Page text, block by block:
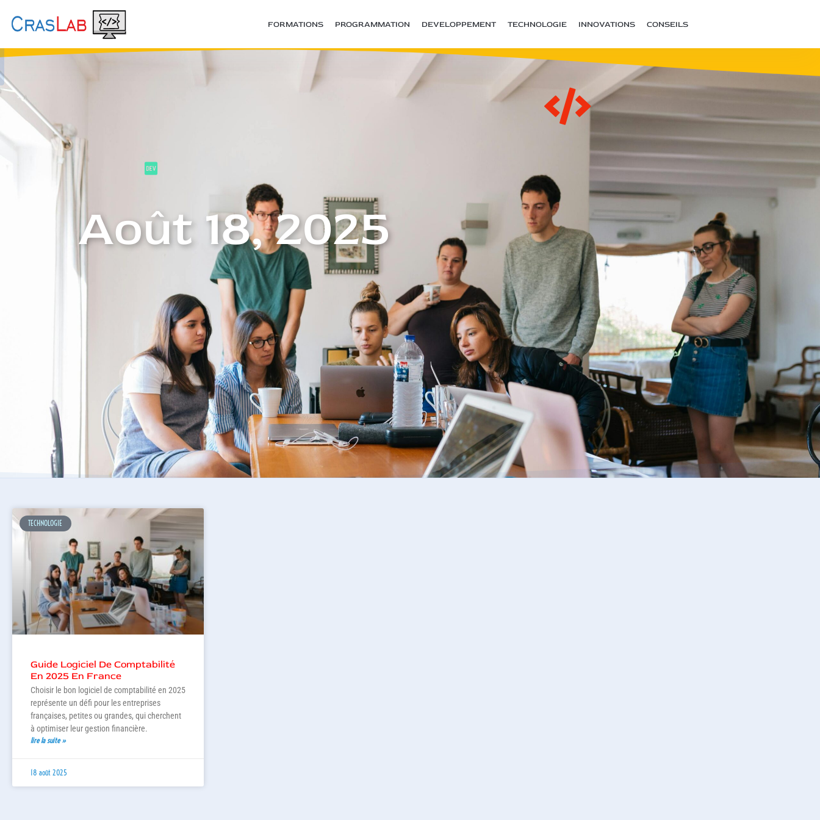
FORMATIONS PROGRAMMATION DEVELOPPEMENT TECHNOLOGIE INNOVATIONS CONSEILS
Août 18, 2025
TECHNOLOGIE
Guide Logiciel De Comptabilité
En 2025 En France
Choisir le bon logiciel de comptabilité en 2025
représente un défi pour les entreprises
françaises, petites ou grandes, qui cherchent
à optimiser leur gestion financière.
lire la suite »
18 août 2025